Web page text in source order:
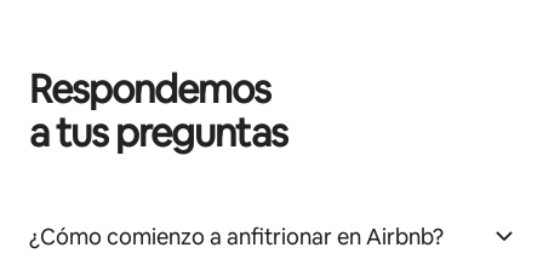
Respondemos
a tus preguntas
¿Cómo comienzo a anfitrionar en Airbnb?